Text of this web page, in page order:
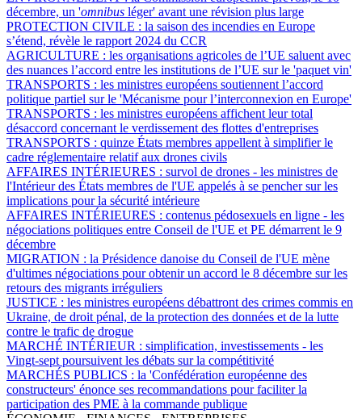
décembre, un 'omnibus léger' avant une révision plus large
PROTECTION CIVILE : la saison des incendies en Europe
s’étend, révèle le rapport 2024 du CCR
AGRICULTURE : les organisations agricoles de l’UE saluent avec
des nuances l’accord entre les institutions de l’UE sur le 'paquet vin'
TRANSPORTS : les ministres européens soutiennent l’accord
politique partiel sur le 'Mécanisme pour l’interconnexion en Europe'
TRANSPORTS : les ministres européens affichent leur total
désaccord concernant le verdissement des flottes d'entreprises
TRANSPORTS : quinze États membres appellent à simplifier le
cadre réglementaire relatif aux drones civils
AFFAIRES INTÉRIEURES : survol de drones - les ministres de
l'Intérieur des États membres de l'UE appelés à se pencher sur les
implications pour la sécurité intérieure
AFFAIRES INTÉRIEURES : contenus pédosexuels en ligne - les
négociations politiques entre Conseil de l'UE et PE démarrent le 9
décembre
MIGRATION : la Présidence danoise du Conseil de l'UE mène
d'ultimes négociations pour obtenir un accord le 8 décembre sur les
retours des migrants irréguliers
JUSTICE : les ministres européens débattront des crimes commis en
Ukraine, de droit pénal, de la protection des données et de la lutte
contre le trafic de drogue
MARCHÉ INTÉRIEUR : simplification, investissements - les
Vingt-sept poursuivent les débats sur la compétitivité
MARCHÉS PUBLICS : la 'Confédération européenne des
constructeurs' énonce ses recommandations pour faciliter la
participation des PME à la commande publique